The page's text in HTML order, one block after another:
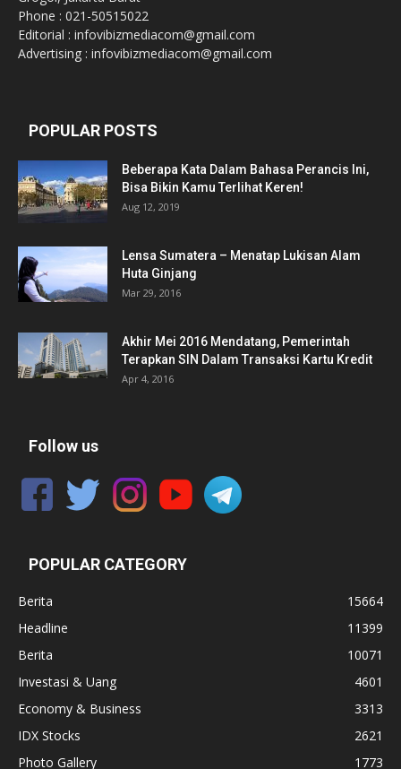
Phone : 021-50515022
Editorial : infovibizmediacom@gmail.com
Advertising : infovibizmediacom@gmail.com
POPULAR POSTS
Beberapa Kata Dalam Bahasa Perancis Ini,
Bisa Bikin Kamu Terlihat Keren!
Aug 12, 2019
Lensa Sumatera – Menatap Lukisan Alam
Huta Ginjang
Mar 29, 2016
Akhir Mei 2016 Mendatang, Pemerintah
Terapkan SIN Dalam Transaksi Kartu Kredit
Apr 4, 2016
Follow us
POPULAR CATEGORY
Berita
15664
Headline
11399
Berita
10071
Investasi & Uang
4601
Economy & Business
3313
IDX Stocks
2621
Photo Gallery
1773